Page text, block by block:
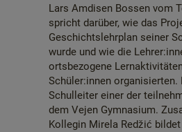
Lars Amdisen Bossen vom
spricht darüber, wie das
Geschichtslehrplan seiner
wurde und wie die
ortsbezogene
Schüler:innen organisierten.
Schulleiter einer der
dem Vejen Gymnasium.
Kollegin Mirela Redžić